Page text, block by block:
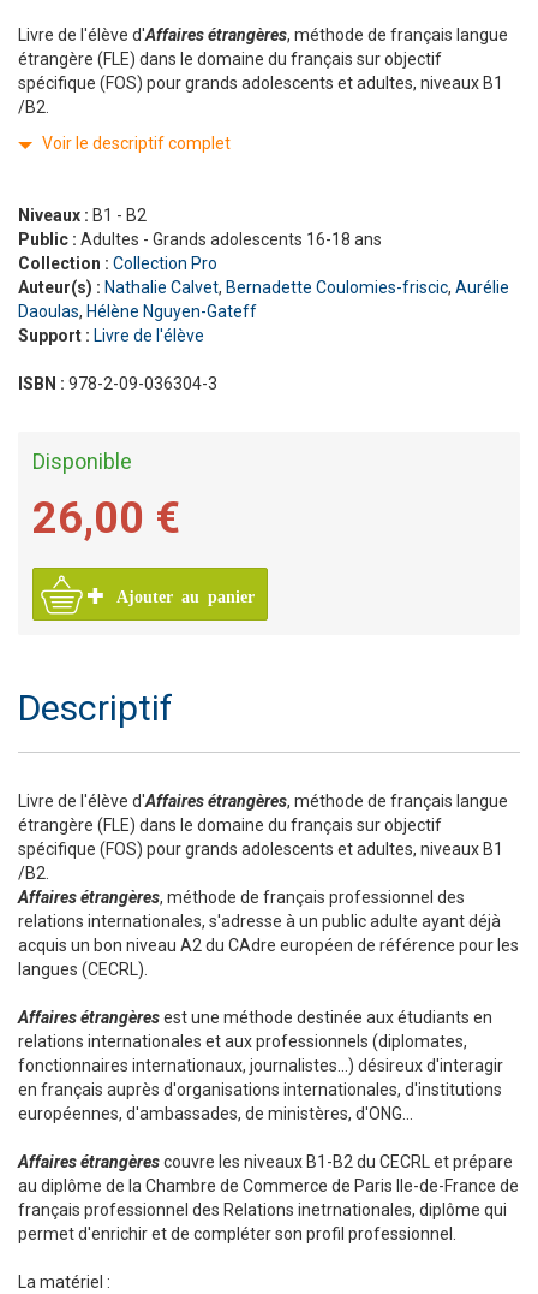
Livre de l'élève d'Affaires étrangères, méthode de français langue
étrangère (FLE) dans le domaine du français sur objectif
spécifique (FOS) pour grands adolescents et adultes, niveaux B1
/B2.
Voir le descriptif complet
Niveaux : B1 - B2
Public : Adultes - Grands adolescents 16-18 ans
Collection : Collection Pro
Auteur(s) : Nathalie Calvet, Bernadette Coulomies-friscic, Aurélie
Daoulas, Hélène Nguyen-Gateff
Support : Livre de l'élève
ISBN : 978-2-09-036304-3
Disponible
26,00 €
Ajouter au panier
Descriptif
Livre de l'élève d'Affaires étrangères, méthode de français langue
étrangère (FLE) dans le domaine du français sur objectif
spécifique (FOS) pour grands adolescents et adultes, niveaux B1
/B2.
Affaires étrangères, méthode de français professionnel des
relations internationales, s'adresse à un public adulte ayant déjà
acquis un bon niveau A2 du CAdre européen de référence pour les
langues (CECRL).
Affaires étrangèresest une méthode destinée aux étudiants en
relations internationales et aux professionnels (diplomates,
fonctionnaires internationaux, journalistes...) désireux d'interagir
en français auprès d'organisations internationales, d'institutions
européennes, d'ambassades, de ministères, d'ONG...
Affaires étrangèrescouvre les niveaux B1-B2 du CECRL et prépare
au diplôme de la Chambre de Commerce de Paris Ile-de-France de
français professionnel des Relations inetrnationales, diplôme qui
permet d'enrichir et de compléter son profil professionnel.
La matériel :